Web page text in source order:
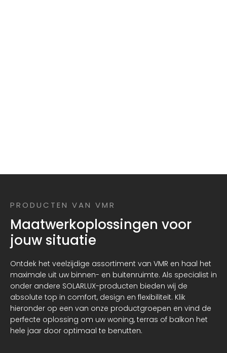
PRODUCTEN VAN VMR
Maatwerkoplossingen voor
jouw situatie
Ontdek het veelzijdige assortiment van VMR en haal het
maximale uit uw binnen- en buitenruimte. Als specialist in
onder andere SOLARLUX-producten bieden wij de
absolute top in comfort, design en flexibiliteit. Klik
hieronder op een van onze productgroepen en vind de
perfecte oplossing om uw woning, terras of balkon het
hele jaar door optimaal te benutten.